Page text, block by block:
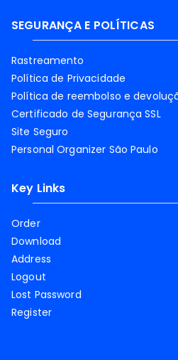
SEGURANÇA E POLÍTICAS
Rastreamento
Política de Privacidade
Política de reembolso e
Certificado de Segurança SSL
Site Seguro
Personal Organizer São Paulo
Key Links
Order
Download
Address
Logout
Lost Password
Register